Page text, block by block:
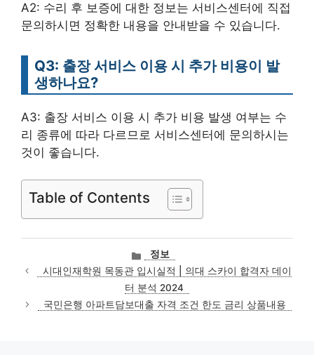
A2: 수리 후 보증에 대한 정보는 서비스센터에 직접
문의하시면 정확한 내용을 안내받을 수 있습니다.
Q3: 출장 서비스 이용 시 추가 비용이 발
생하나요?
A3: 출장 서비스 이용 시 추가 비용 발생 여부는 수
리 종류에 따라 다르므로 서비스센터에 문의하시는
것이 좋습니다.
Table of Contents
카
테
고
리
정보
시대인재학원 목동관 입시실적 | 의대 스카이 합격자 데이
터 분석 2024
국민은행 아파트담보대출 자격 조건 한도 금리 상품내용